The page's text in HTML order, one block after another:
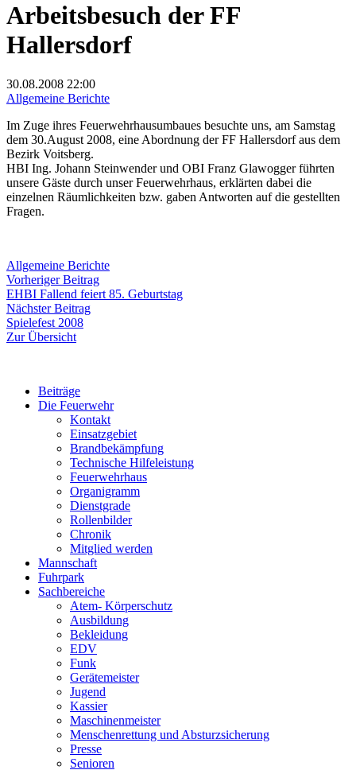
Arbeitsbesuch der FF
Hallersdorf
30.08.2008 22:00
Allgemeine Berichte
Im Zuge ihres Feuerwehrhausumbaues besuchte uns, am Samstag
dem 30.August 2008, eine Abordnung der FF Hallersdorf aus dem
Bezirk Voitsberg.
HBI Ing. Johann Steinwender und OBI Franz Glawogger führten
unsere Gäste durch unser Feuerwehrhaus, erklärten dabei die
einzelnen Räumlichkeiten bzw. gaben Antworten auf die gestellten
Fragen.
Allgemeine Berichte
Beitragsnavigation
Vorheriger BeitragVorheriger
Beitrag:
EHBI Fallend feiert 85. Geburtstag
Nächster BeitragNächster
Spielefest 2008
Zur Übersicht
Beiträge
Die Feuerwehr
Kontakt
Einsatzgebiet
Brandbekämpfung
Technische Hilfeleistung
Feuerwehrhaus
Organigramm
Dienstgrade
Rollenbilder
Chronik
Mitglied werden
Mannschaft
Fuhrpark
Sachbereiche
Atem- Körperschutz
Ausbildung
Bekleidung
EDV
Funk
Gerätemeister
Jugend
Kassier
Maschinenmeister
Menschenrettung und Absturzsicherung
Presse
Senioren